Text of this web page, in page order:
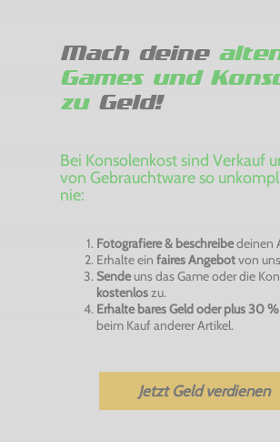
Mach deine
Games und
zuGeld!
Bei Konsolenkost sind Verkauf
von Gebrauchtware so
nie:
Fotografiere & beschreibedeinen
Erhalte ein faires Angebotvon
Sendeuns das Game oder die
kostenloszu.
Erhalte bares Geld oder plus 30
beim Kauf anderer Artikel.
Jetzt Geld verdienen